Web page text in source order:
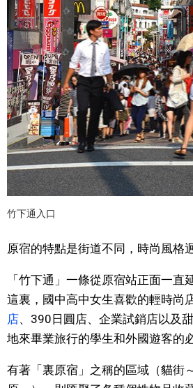
竹下通入口
原宿的特點是街道不同，時尚風格
「竹下通」一條從原宿站正面一直
這裏，國中高中女生喜歡的輕時尚
店、390日圓店、企業試銷店以及
地來畢業旅行的學生和外國遊客的
有著「裏原宿」之稱的區域（貓街